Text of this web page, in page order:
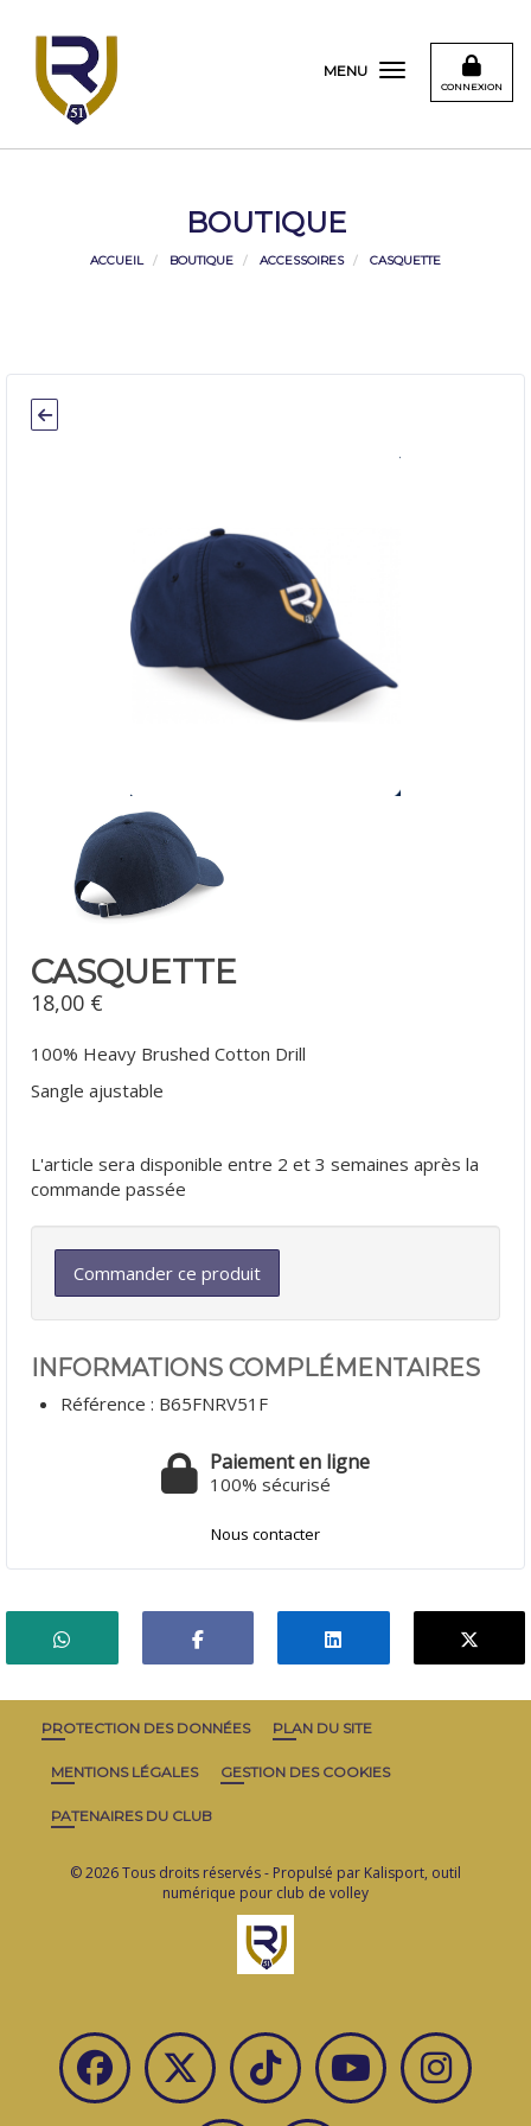
CONNEXION
MENU
BOUTIQUE
ACCUEIL BOUTIQUE ACCESSOIRES CASQUETTE
CASQUETTE
18,00 €
100% Heavy Brushed Cotton Drill
Sangle ajustable
L'article sera disponible entre 2 et 3 semaines après la
commande passée
Commander ce produit
INFORMATIONS COMPLÉMENTAIRES
Référence : B65FNRV51F
Paiement en ligne
100% sécurisé
Nous contacter
PROTECTION DES DONNÉES PLAN DU SITE
MENTIONS LÉGALES GESTION DES COOKIES
PATENAIRES DU CLUB
© 2026 Tous droits réservés - Propulsé par Kalisport, outil
numérique pour club de volley